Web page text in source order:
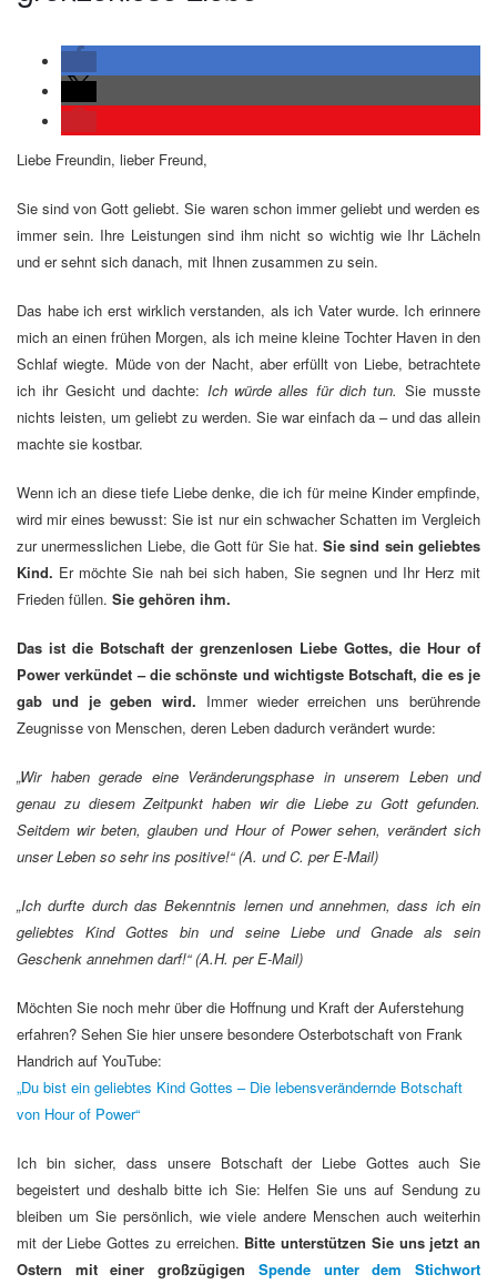
Liebe Freundin, lieber Freund,
Sie sind von Gott geliebt. Sie waren schon immer geliebt und werden es
immer sein. Ihre Leistungen sind ihm nicht so wichtig wie Ihr Lächeln
und er sehnt sich danach, mit Ihnen zusammen zu sein.
Das habe ich erst wirklich verstanden, als ich Vater wurde. Ich erinnere
mich an einen frühen Morgen, als ich meine kleine Tochter Haven in den
Schlaf wiegte. Müde von der Nacht, aber erfüllt von Liebe, betrachtete
ich ihr Gesicht und dachte: Ich würde alles für dich tun. Sie musste
nichts leisten, um geliebt zu werden. Sie war einfach da – und das allein
machte sie kostbar.
Wenn ich an diese tiefe Liebe denke, die ich für meine Kinder empfinde,
wird mir eines bewusst: Sie ist nur ein schwacher Schatten im Vergleich
zur unermesslichen Liebe, die Gott für Sie hat.Sie sind sein geliebtes
Kind. Er möchte Sie nah bei sich haben, Sie segnen und Ihr Herz mit
Frieden füllen. Sie gehören ihm.
Das ist die Botschaft der grenzenlosen Liebe Gottes, die Hour of
Power verkündet – die schönste und wichtigste Botschaft, die es je
gab und je geben wird. Immer wieder erreichen uns berührende
Zeugnisse von Menschen, deren Leben dadurch verändert wurde:
„Wir haben gerade eine Veränderungsphase in unserem Leben und
genau zu diesem Zeitpunkthaben wir die Liebe zu Gott gefunden.
Seitdem wir beten, glauben und Hour of Power sehen, verändert sich
unser Leben so sehr ins positive!“ (A. und C. per E-Mail)
„Ich durfte durch das Bekenntnis lernen und annehmen, dass ich ein
geliebtes Kind Gottes binund seine Liebe und Gnade als sein
Geschenk annehmen darf!“(A.H. per E-Mail)
Möchten Sie noch mehr über die Hoffnung und Kraft der Auferstehung
erfahren? Sehen Sie hier unsere besondere Osterbotschaft von Frank
Handrich auf YouTube:
„Du bist ein geliebtes Kind Gottes – Die lebensverändernde Botschaft
von Hour of Power“
Ich bin sicher, dass unsere Botschaft der Liebe Gottes auch Sie
begeistert und deshalb bitte ich Sie: Helfen Sie uns auf Sendung zu
bleiben um Sie persönlich, wie viele andere Menschen auch weiterhin
mit der Liebe Gottes zu erreichen. Bitte unterstützen Sie uns jetzt an
Ostern mit einer großzügigen Spende unter dem Stichwort